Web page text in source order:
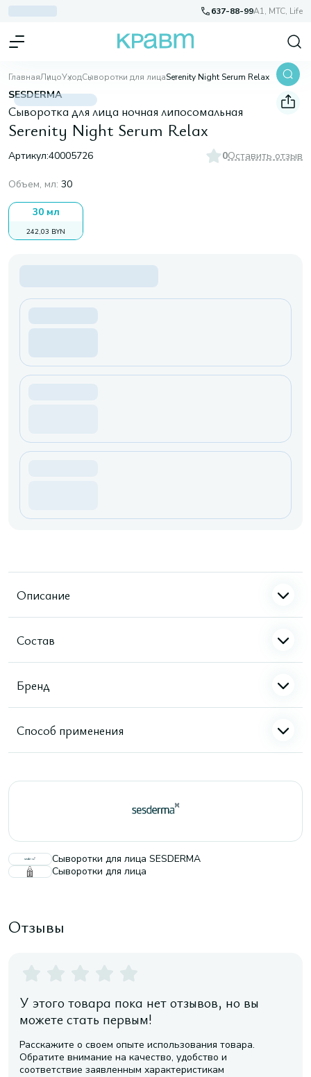
637-88-99A1, МТС, Life
ГлавнаяЛицоУходСыворотки для лицаSerenity Night Serum Relax
SESDERMA
Сыворотка для лица ночная липосомальная
Serenity Night Serum Relax
Артикул:40005726 0Оставить отзыв
Объем, мл: 30
30 мл
242,03 BYN
Описание
Состав
Бренд
Способ применения
Сыворотки для лица SESDERMA
Сыворотки для лица
Отзывы
У этого товара пока нет отзывов, но вы
можете стать первым!
Расскажите о своем опыте использования товара.
Обратите внимание на качество, удобство и
соответствие заявленным характеристикам